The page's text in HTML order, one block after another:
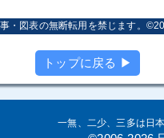
・図表の無断転用を禁じます。
トップに戻る ▶
一無、二少、三多は日